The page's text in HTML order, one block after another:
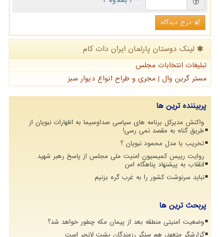
درج دیدگاه
لینک دوستان پارلمان ایران دات كام
تبلیغات انتخابات مجلس
مستر گرین وال | مجری و طراح انواع دیوار سبز
پربیننده ترین ها
واکنش مدیرکل برنامه های سیاسی صداوسیما به اظهارات نبویان از
طریق گناه به مقصد نمی رسی!
تخریب با مدل محمود نبویان ؟
روایت رییس کمیسیون امنیت ملی مجلس از پاسخ رهبر شهید
انقلاب به پیشنهاد پناهگاه امن
نباید سرنوشت کشور را به غرب گره بزنیم
پربحث ترین ها
وضعیت امنیتی منطقه بعد از پیمان مکه چطور خواهد شد؟
گزارشگر متعهد، هم سنگر رزمندگان پشت لانچر است